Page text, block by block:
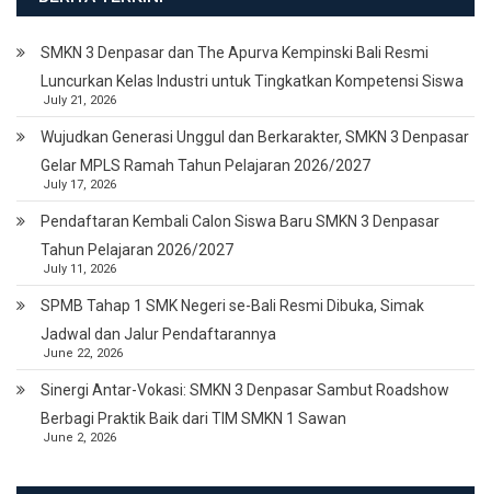
SMKN 3 Denpasar dan The Apurva Kempinski Bali Resmi
Luncurkan Kelas Industri untuk Tingkatkan Kompetensi Siswa
July 21, 2026
Wujudkan Generasi Unggul dan Berkarakter, SMKN 3 Denpasar
Gelar MPLS Ramah Tahun Pelajaran 2026/2027
July 17, 2026
Pendaftaran Kembali Calon Siswa Baru SMKN 3 Denpasar
Tahun Pelajaran 2026/2027
July 11, 2026
SPMB Tahap 1 SMK Negeri se-Bali Resmi Dibuka, Simak
Jadwal dan Jalur Pendaftarannya
June 22, 2026
Sinergi Antar-Vokasi: SMKN 3 Denpasar Sambut Roadshow
Berbagi Praktik Baik dari TIM SMKN 1 Sawan
June 2, 2026